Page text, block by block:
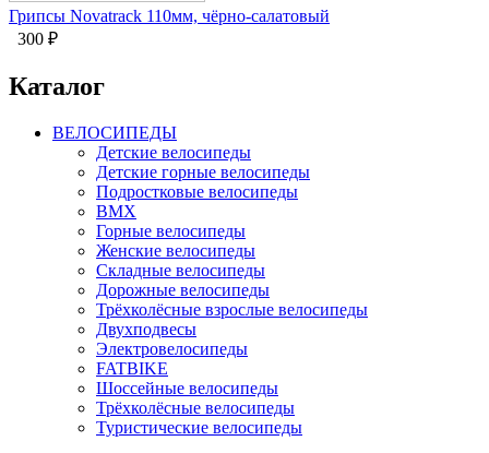
Грипсы Novatrack 110мм, чёрно-салатовый
300 ₽
Каталог
ВЕЛОСИПЕДЫ
Детские велосипеды
Детские горные велосипеды
Подростковые велосипеды
BMX
Горные велосипеды
Женские велосипеды
Складные велосипеды
Дорожные велосипеды
Трёхколёсные взрослые велосипеды
Двухподвесы
Электровелосипеды
FATBIKE
Шоссейные велосипеды
Трёхколёсные велосипеды
Туристические велосипеды